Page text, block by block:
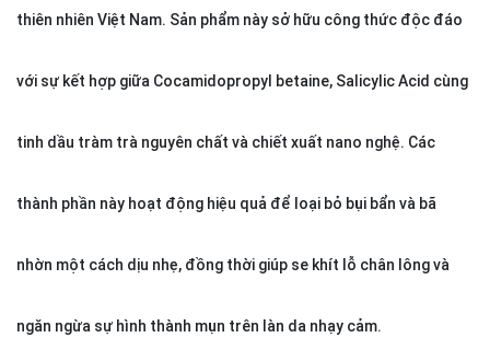
thiên nhiên Việt Nam. Sản phẩm này sở hữu công thức độc đáo
với sự kết hợp giữa Cocamidopropyl betaine, Salicylic Acid cùng
tinh dầu tràm trà nguyên chất và chiết xuất nano nghệ. Các
thành phần này hoạt động hiệu quả để loại bỏ bụi bẩn và bã
nhờn một cách dịu nhẹ, đồng thời giúp se khít lỗ chân lông và
ngăn ngừa sự hình thành mụn trên làn da nhạy cảm.